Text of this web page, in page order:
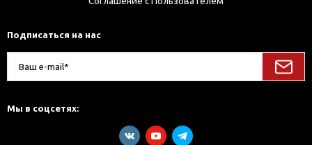
Подписаться на нас
Мы в соцсетях: